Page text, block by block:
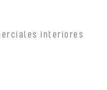
interiores